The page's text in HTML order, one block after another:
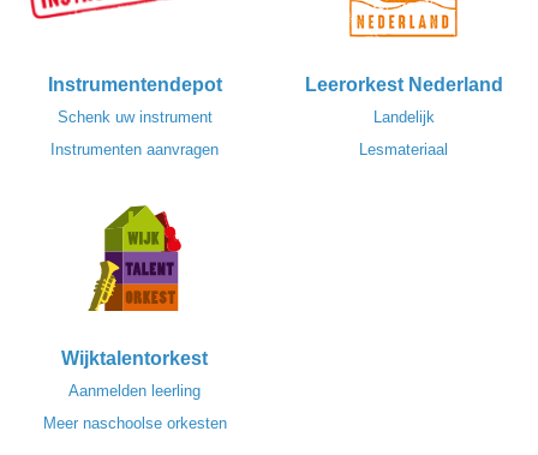
Instrumentendepot
Schenk uw instrument
Instrumenten aanvragen
Leerorkest Nederland
Landelijk
Lesmateriaal
Wijktalentorkest
Aanmelden leerling
Meer naschoolse orkesten